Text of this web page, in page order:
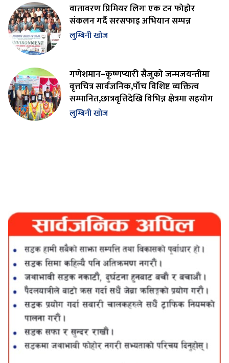
वातावरण प्रिमियर लिगः एक टन फोहोर
संकलन गर्दै सरसफाइ अभियान सम्पन्न
लुम्बिनी खोज
गणेशमान–कृष्णप्यारी सैजुको जन्मजयन्तीमा
वृत्तचित्र सार्वजनिक,पाँच विशिष्ट व्यक्तित्व
सम्मानित,छात्रवृत्तिदेखि विभिन्न क्षेत्रमा सहयोग
लुम्बिनी खोज